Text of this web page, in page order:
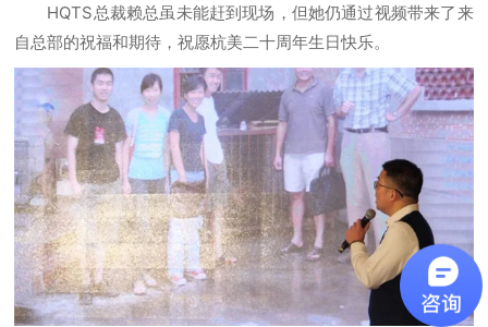
HQTS总裁赖总虽未能赶到现场，但她仍通过视频带来了来
自总部的祝福和期待，祝愿杭美二十周年生日快乐。